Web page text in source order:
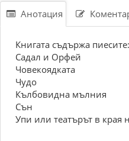
Анотация
Книгата съдържа пиесите:
Садал и Орфей
Човекоядката
Чудо
Кълбовидна мълния
Сън
Упи или театърът в края